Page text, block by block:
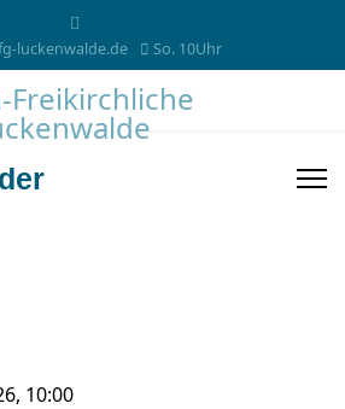
luckenwalde.de So. 10Uhr
10:00